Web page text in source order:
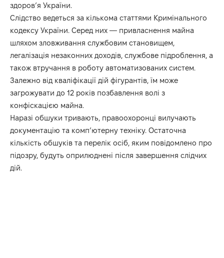
здоров’я України.
Слідство ведеться за кількома статтями Кримінального
кодексу України. Серед них — привласнення майна
шляхом зловживання службовим становищем,
легалізація незаконних доходів, службове підроблення, а
також втручання в роботу автоматизованих систем.
Залежно від кваліфікації дій фігурантів, їм може
загрожувати до 12 років позбавлення волі з
конфіскацією майна.
Наразі обшуки тривають, правоохоронці вилучають
документацію та комп’ютерну техніку. Остаточна
кількість обшуків та перелік осіб, яким повідомлено про
підозру, будуть оприлюднені після завершення слідчих
дій.